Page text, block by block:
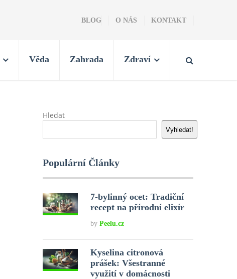
BLOG O NÁS KONTAKT
Věda Zahrada Zdraví
Hledat
Vyhledat!
Populární Články
7-bylinný ocet: Tradiční
recept na přírodní elixír
byPeelu.cz
Kyselina citronová
prášek: Všestranné
využití v domácnosti